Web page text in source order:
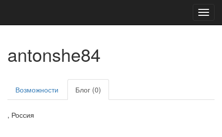
antonshe84
Возможности Блог (0)
, Россия